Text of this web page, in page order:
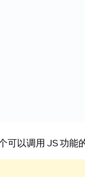
可以调用 JS 功能